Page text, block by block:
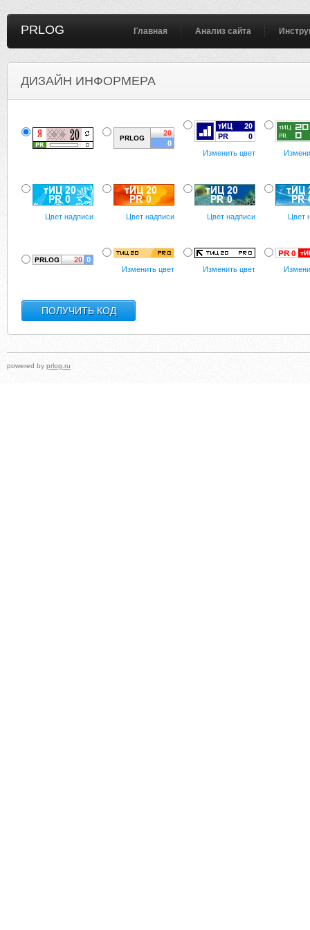
PRLOG Главная Анализ сайта
ДИЗАЙН ИНФОРМЕРА
Изменить цвет
Цвет надписи Цвет надписи Цвет надписи Цвет
Изменить цвет Изменить цвет
powered by prlog.ru